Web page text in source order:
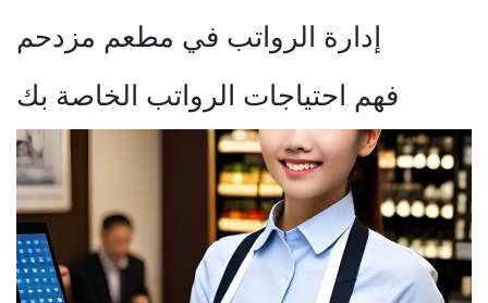
إدارة الرواتب في مطعم مزدحم
فهم احتياجات الرواتب الخاصة بك